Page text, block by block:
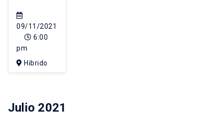
09/11/2021
6:00
pm
Hibrido
Julio 2021